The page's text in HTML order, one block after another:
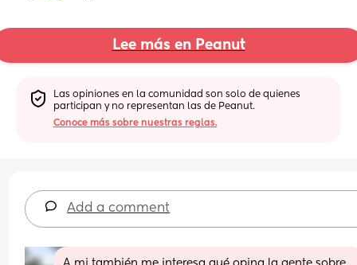
Lee más en Peanut
Las opiniones en la comunidad son solo de quienes
participan y no representan las de Peanut.
Conoce más sobre nuestras reglas.
Add a comment